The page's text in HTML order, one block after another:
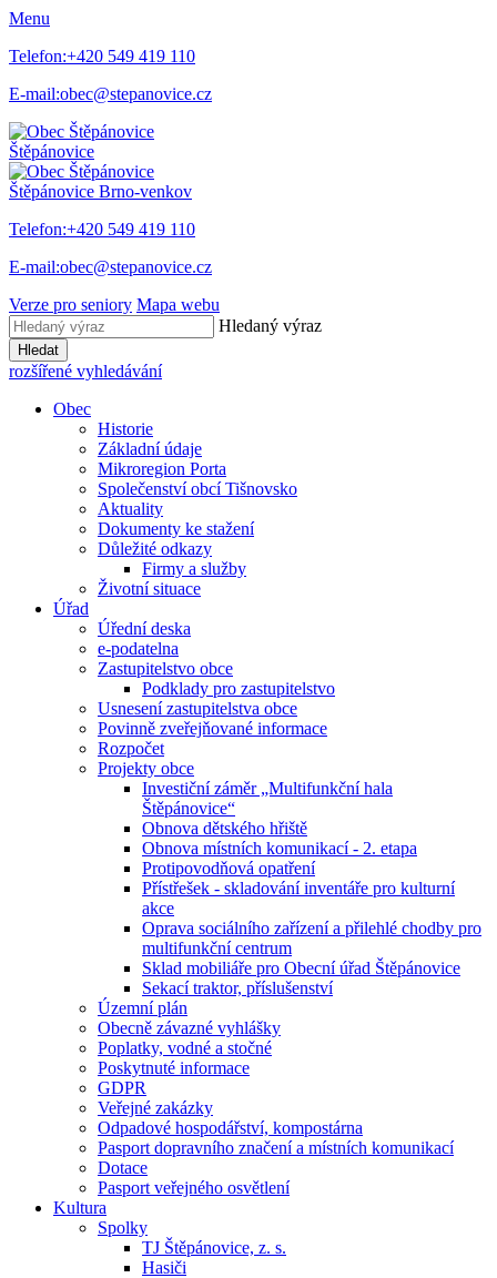
Menu
Telefon:+420 549 419 110
E-mail:obec@stepanovice.cz
Štěpánovice
Štěpánovice Brno-venkov
Telefon:+420 549 419 110
E-mail:obec@stepanovice.cz
Verze pro seniory Mapa webu
Hledaný výraz
Hledat
rozšířené vyhledávání
Obec
Historie
Základní údaje
Mikroregion Porta
Společenství obcí Tišnovsko
Aktuality
Dokumenty ke stažení
Důležité odkazy
Firmy a služby
Životní situace
Úřad
Úřední deska
e-podatelna
Zastupitelstvo obce
Podklady pro zastupitelstvo
Usnesení zastupitelstva obce
Povinně zveřejňované informace
Rozpočet
Projekty obce
Investiční záměr „Multifunkční hala
Štěpánovice“
Obnova dětského hřiště
Obnova místních komunikací - 2. etapa
Protipovodňová opatření
Přístřešek - skladování inventáře pro kulturní
akce
Oprava sociálního zařízení a přilehlé chodby pro
multifunkční centrum
Sklad mobiliáře pro Obecní úřad Štěpánovice
Sekací traktor, příslušenství
Územní plán
Obecně závazné vyhlášky
Poplatky, vodné a stočné
Poskytnuté informace
GDPR
Veřejné zakázky
Odpadové hospodářství, kompostárna
Pasport dopravního značení a místních komunikací
Dotace
Pasport veřejného osvětlení
Kultura
Spolky
TJ Štěpánovice, z. s.
Hasiči